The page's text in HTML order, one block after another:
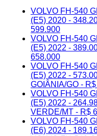
VOLVO FH-540
(E5) 2020 -
599.900
VOLVO FH-540
(E5) 2022 -
658.000
VOLVO FH-540
(E5) 2022 -
GOIÂNIA/GO -
VOLVO FH-540
(E5) 2022 -
VERDE/MT - R$
VOLVO FH-540
(E6) 2024 -